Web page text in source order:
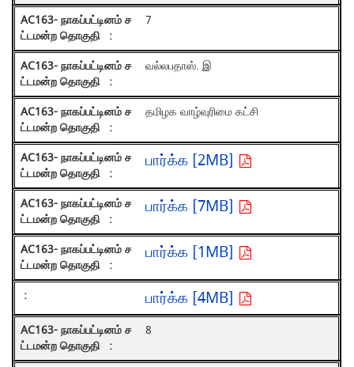
7
வல்லபதாஸ். இ
தமிழக வாழ்வுரிமை கட்சி
பார்க்க [2MB]
பார்க்க [7MB]
பார்க்க [1MB]
பார்க்க [4MB]
8